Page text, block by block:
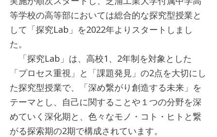
等学校の高等部においては総合的な探究型授業と
して「探究Lab」を2022年よりスタートしまし
た。
「探究Lab」は、高校1、2年制を対象とした
「プロセス重視」と「課題発見」の2点を大切にし
た探究型授業で、「深め繋がり創造する未来」を
テーマとし、自己に関することや１つの分野を深
めていく深化期と、色々なモノ・コト・ヒトと繋
がる探索期の2期で構成されています。